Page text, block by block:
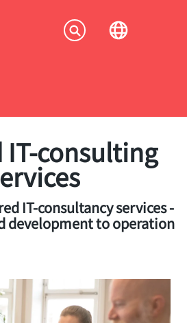
IT-consulting
IT-consultancy services -
development to operation